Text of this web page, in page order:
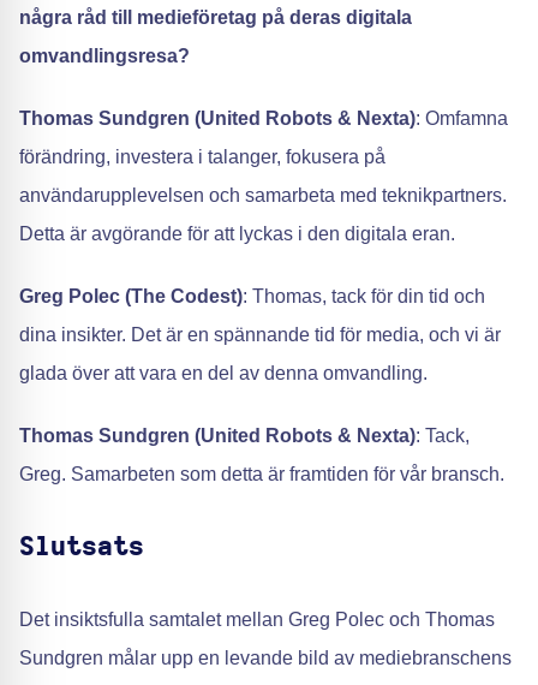
några råd till medieföretag på deras digitala
omvandlingsresa?
Thomas Sundgren (United Robots & Nexta): Omfamna
förändring, investera i talanger, fokusera på
användarupplevelsen och samarbeta med teknikpartners.
Detta är avgörande för att lyckas i den digitala eran.
Greg Polec (The Codest): Thomas, tack för din tid och
dina insikter. Det är en spännande tid för media, och vi är
glada över att vara en del av denna omvandling.
Thomas Sundgren (United Robots & Nexta): Tack,
Greg. Samarbeten som detta är framtiden för vår bransch.
Slutsats
Det insiktsfulla samtalet mellan Greg Polec och Thomas
Sundgren målar upp en levande bild av mediebranschens